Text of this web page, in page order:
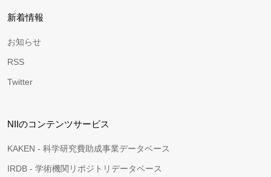
新着情報
お知らせ
RSS
Twitter
NIIのコンテンツサービス
KAKEN - 科学研究費助成事業データベース
IRDB - 学術機関リポジトリデータベース